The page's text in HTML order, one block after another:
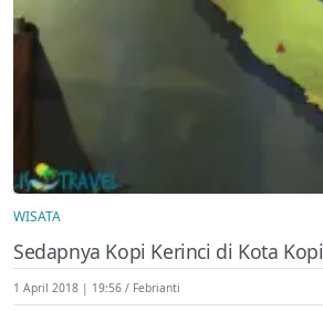
WISATA
Sedapnya Kopi Kerinci di Kota Kopi
1 April 2018 | 19:56 Febrianti